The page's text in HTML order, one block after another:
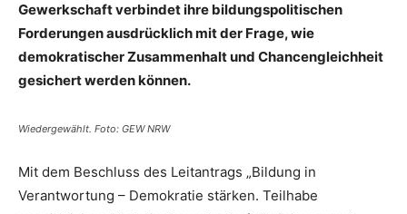
Gewerkschaft verbindet ihre bildungspolitischen
Forderungen ausdrücklich mit der Frage, wie
demokratischer Zusammenhalt und Chancengleichheit
gesichert werden können.
Wiedergewählt. Foto: GEW NRW
Mit dem Beschluss des Leitantrags „Bildung in
Verantwortung – Demokratie stärken. Teilhabe